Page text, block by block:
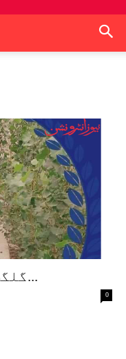
گلگت کے لیڈی ڈاکٹر کی ہاس...
0